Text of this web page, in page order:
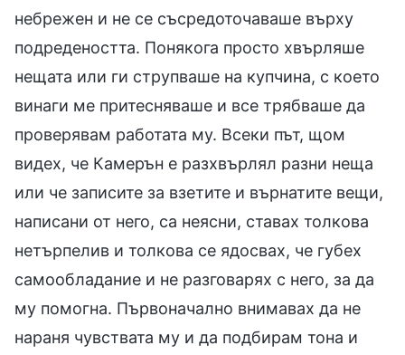
небрежен и не се съсредоточаваше върху
подредеността. Понякога просто хвърляше
нещата или ги струпваше на купчина, с което
винаги ме притесняваше и все трябваше да
проверявам работата му. Всеки път, щом
видех, че Камерън е разхвърлял разни неща
или че записите за взетите и върнатите вещи,
написани от него, са неясни, ставах толкова
нетърпелив и толкова се ядосвах, че губех
самообладание и не разговарях с него, за да
му помогна. Първоначално внимавах да не
нараня чувствата му и да подбирам тона и